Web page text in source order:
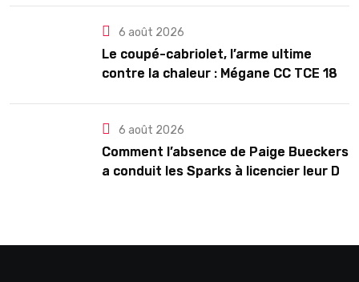
6 août 2026
Le coupé-cabriolet, l’arme ultime
contre la chaleur : Mégane CC TCE 180
6 août 2026
Comment l’absence de Paige Bueckers
a conduit les Sparks à licencier leur DG